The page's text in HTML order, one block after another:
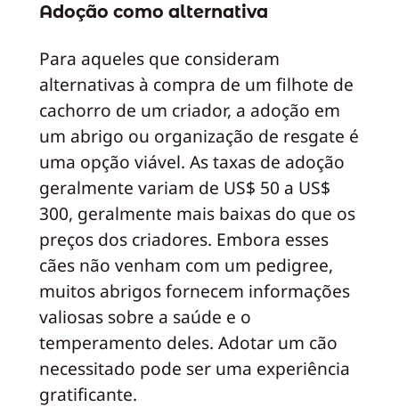
Adoção como alternativa
Para aqueles que consideram
alternativas à compra de um filhote de
cachorro de um criador, a adoção em
um abrigo ou organização de resgate é
uma opção viável. As taxas de adoção
geralmente variam de US$ 50 a US$
300, geralmente mais baixas do que os
preços dos criadores. Embora esses
cães não venham com um pedigree,
muitos abrigos fornecem informações
valiosas sobre a saúde e o
temperamento deles. Adotar um cão
necessitado pode ser uma experiência
gratificante.